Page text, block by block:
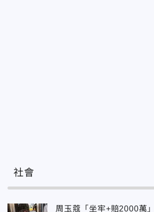
社會
周玉蔻「坐牢+賠2000萬